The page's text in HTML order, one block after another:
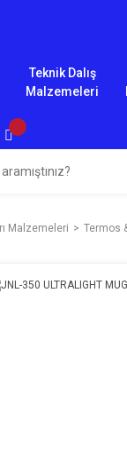
Teknik Dalış
Malzemeleri
Malzemeleri Termos